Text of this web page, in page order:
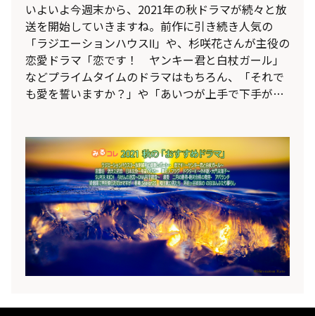
いよいよ今週末から、2021年の秋ドラマが続々と放
送を開始していきますね。前作に引き続き人気の
「ラジエーションハウスⅡ」や、杉咲花さんが主役の
恋愛ドラマ「恋です！ ヤンキー君と白杖ガール」
などプライムタイムのドラマはもちろん、「それで
も愛を誓いますか？」や「あいつが上手で下手が僕
パックで自動録画される、2021年秋のおすすめのド
ラマ群をご紹介♪◆レグザのみるコレサービスで
は、「刑事ドラマ」や「恋愛小説ドラマ」など、好
みのカテゴリーごとにドラマをおまかせ録画するこ
とができます。そして先日、新たにマンガや小説好
きの方におすすめな、「マンガ・小説原作ドラマ」
パックをリリースしました。ぜひ、使ってみてくだ
さいね！